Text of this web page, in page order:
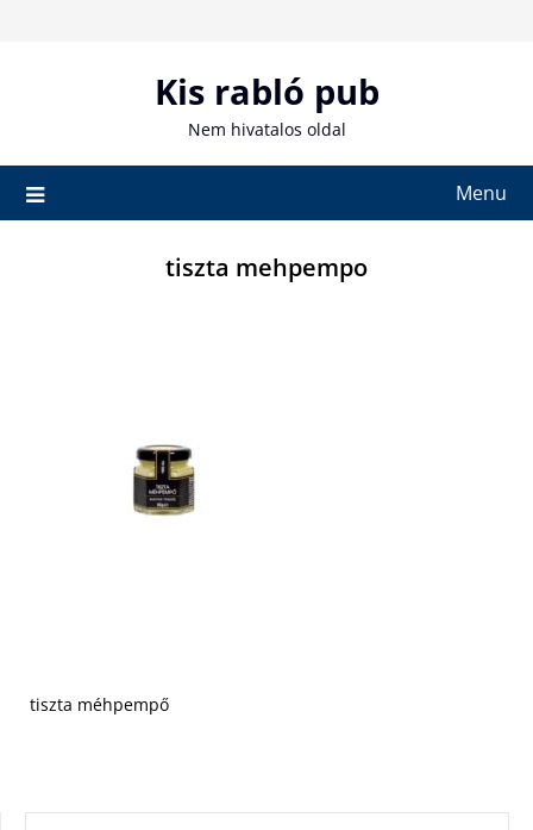
Kis rabló pub
Nem hivatalos oldal
Menu
tiszta mehpempo
tiszta méhpempő